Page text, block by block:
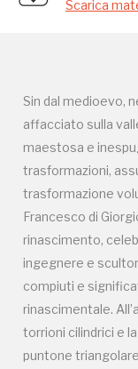
Scarica
Sin dal medioevo,
affacciato sulla
maestosa e
trasformazioni,
trasformazione
Francesco di
rinascimento,
ingegnere e
compiuti e
rinascimentale.
torrioni cilindrici e
puntone
I
Storico